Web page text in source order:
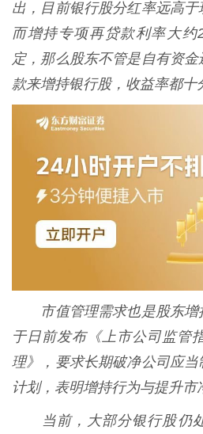
出，目前银行股分红率远高于
而增持专项再贷款利率大
定，那么股东不管是自有资
款来增持银行股，收益率都十
市值管理需求也是股东增
于日前发布《上市公司监
理》，要求长期破净公司应
计划，表明增持行为与提升市
当前，大部分银行股仍处